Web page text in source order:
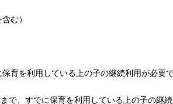
む）
育を利用している上の子の継続利用が必要
、すでに保育を利用している上の子の継